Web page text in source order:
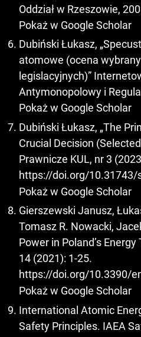
Oddział w Rzeszowie,
Pokaż w Google Scholar
Dubiński Łukasz,
atomowe (ocena
legislacyjnych)”
Antymonopolowy i
Pokaż w Google Scholar
Dubiński Łukasz, „The
Crucial Decision
Prawnicze KUL, nr 3
https://doi.org/10.31743/
Pokaż w Google Scholar
Gierszewski Janusz,
Tomasz R. Nowacki,
Power in Poland’s
14 (2021): 1-25.
https://doi.org/10.3390/
Pokaż w Google Scholar
International Atomic
Safety Principles. IAEA